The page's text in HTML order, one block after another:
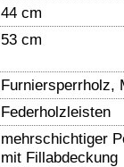
44 cm
53 cm
Furniersperrholz,
Federholzleisten
mehrschichtiger
mit Fillabdeckung